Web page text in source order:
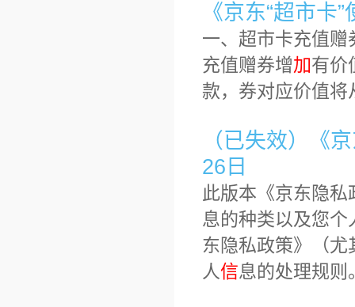
《京东“超市卡
一、超市卡充值赠
充值赠券增加有价
款，券对应价值
（已失效）《
26日
此版本《京东隐
息的种类以及您个
东隐私政策》（尤
人信息的处理规则